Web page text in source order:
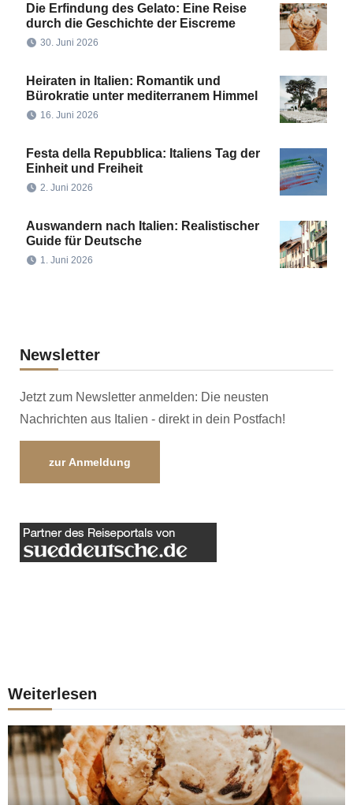
Die Erfindung des Gelato: Eine Reise
durch die Geschichte der Eiscreme
30. Juni 2026
Heiraten in Italien: Romantik und
Bürokratie unter mediterranem Himmel
16. Juni 2026
Festa della Repubblica: Italiens Tag der
Einheit und Freiheit
2. Juni 2026
Auswandern nach Italien: Realistischer
Guide für Deutsche
1. Juni 2026
Newsletter
Jetzt zum Newsletter anmelden: Die neusten
Nachrichten aus Italien - direkt in dein Postfach!
zur Anmeldung
Weiterlesen